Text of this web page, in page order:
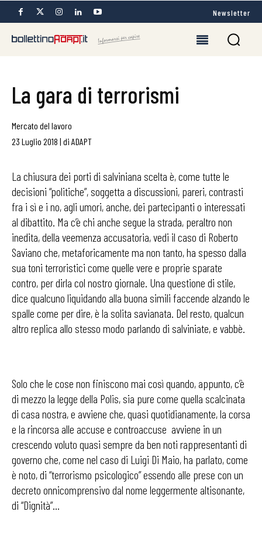
Newsletter
La gara di terrorismi
Mercato del lavoro
23 Luglio 2018 | di ADAPT
La chiusura dei porti di salviniana scelta è, come tutte le
decisioni “politiche”, soggetta a discussioni, pareri, contrasti
fra i sì e i no, agli umori, anche, dei partecipanti o interessati
al dibattito. Ma c’è chi anche segue la strada, peraltro non
inedita, della veemenza accusatoria, vedi il caso di Roberto
Saviano che, metaforicamente ma non tanto, ha spesso dalla
sua toni terroristici come quelle vere e proprie sparate
contro, per dirla col nostro giornale. Una questione di stile,
dice qualcuno liquidando alla buona simili faccende alzando le
spalle come per dire, è la solita savianata. Del resto, qualcun
altro replica allo stesso modo parlando di salviniate, e vabbè.
Solo che le cose non finiscono mai così quando, appunto, c’è
di mezzo la legge della Polis, sia pure come quella scalcinata
di casa nostra, e avviene che, quasi quotidianamente, la corsa
e la rincorsa alle accuse e controaccuse avviene in un
crescendo voluto quasi sempre da ben noti rappresentanti di
governo che, come nel caso di Luigi Di Maio, ha parlato, come
è noto, di “terrorismo psicologico” essendo alle prese con un
decreto onnicomprensivo dal nome leggermente altisonante,
di “Dignità”…